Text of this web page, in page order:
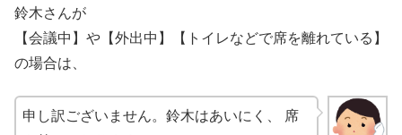
鈴木さんが
【会議中】や【外出中】【トイレなどで席を離れている】
の場合は、
申し訳ございません。鈴木はあいにく、 席